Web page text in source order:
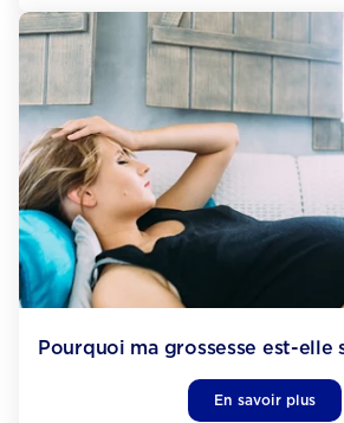
Pourquoi ma grossesse est-elle
En savoir plus